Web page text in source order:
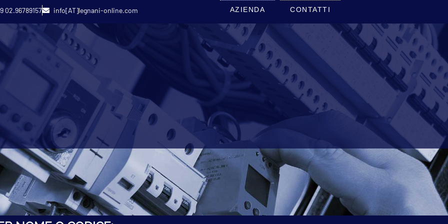
02.96789157 info[AT]legnani-online.com AZIENDA CONTATTI